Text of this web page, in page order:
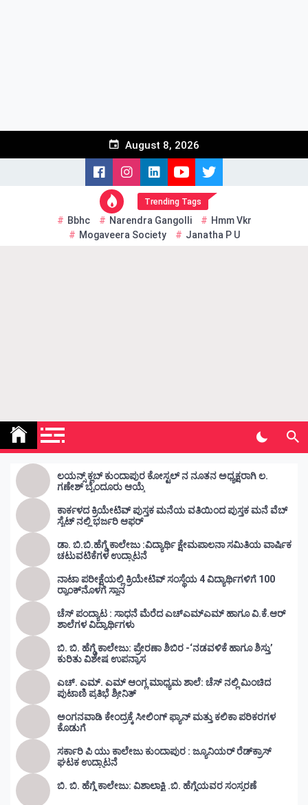
August 8, 2026
Trending Tags
Bbhc Narendra Gangolli
Hmm Vkr
Mogaveera Society
Janatha P U
Kunda Vahini – ಕುಂದ ವಾಹಿನಿ
ಲಯನ್ಸ್ ಕ್ಲಬ್ ಕುಂದಾಪುರ ಕೋಸ್ಟಲ್ ನ ನೂತನ ಅಧ್ಯಕ್ಷರಾಗಿ ಲ.
ಗಣೇಶ್ ಬೈಂದೂರು ಆಯ್ಕೆ
ಕಾರ್ಕಳದ ಕ್ರಿಯೇಟಿವ್ ಪುಸ್ತಕ ಮನೆಯ ವತಿಯಿಂದ ಪುಸ್ತಕ ಮನೆ ವೆಬ್
ಸೈಟ್ ನಲ್ಲಿ ಭರ್ಜರಿ ಆಫರ್
ಡಾ. ಬಿ.ಬಿ.ಹೆಗ್ಡೆ ಕಾಲೇಜು :ವಿದ್ಯಾರ್ಥಿ ಕ್ಷೇಮಪಾಲನಾ ಸಮಿತಿಯ ವಾರ್ಷಿಕ
ಚಟುವಟಿಕೆಗಳ ಉದ್ಘಾಟನೆ
ನಾಟಾ ಪರೀಕ್ಷೆಯಲ್ಲಿ ಕ್ರಿಯೇಟಿವ್ ಸಂಸ್ಥೆಯ 4 ವಿದ್ಯಾರ್ಥಿಗಳಿಗೆ 100
ರ‍್ಯಾಂಕ್‌ನೊಳಗೆ ಸ್ಥಾನ
ಚೆಸ್ ಪಂದ್ಯಾಟ : ಸಾಧನೆ ಮೆರೆದ ಎಚ್ಎಮ್ಎಮ್ ಹಾಗೂ ವಿ.ಕೆ.ಆರ್
ಶಾಲೆಗಳ ವಿದ್ಯಾರ್ಥಿಗಳು
ಬಿ. ಬಿ. ಹೆಗ್ಡೆ ಕಾಲೇಜು: ಪ್ರೇರಣಾ ಶಿಬಿರ -‘ನಡವಳಿಕೆ ಹಾಗೂ ಶಿಸ್ತು’
ಕುರಿತು ವಿಶೇಷ ಉಪನ್ಯಾಸ
ಎಚ್. ಎಮ್. ಎಮ್ ಆಂಗ್ಲ ಮಾಧ್ಯಮ ಶಾಲೆ: ಚೆಸ್ ನಲ್ಲಿ ಮಿಂಚಿದ
ಪುಟಾಣಿ ಪ್ರತಿಭೆ ಶ್ರೀನಿತ್
ಅಂಗನವಾಡಿ ಕೇಂದ್ರಕ್ಕೆ ಸೀಲಿಂಗ್ ಫ್ಯಾನ್ ಮತ್ತು ಕಲಿಕಾ ಪರಿಕರಗಳ
ಕೊಡುಗೆ
ಸರ್ಕಾರಿ ಪಿ ಯು ಕಾಲೇಜು ಕುಂದಾಪುರ : ಜ್ಯೂನಿಯರ್‌ ರೆಡ್‌ಕ್ರಾಸ್‌
ಘಟಕ ಉದ್ಘಾಟನೆ
ಬಿ. ಬಿ. ಹೆಗ್ಡೆ ಕಾಲೇಜು: ವಿಶಾಲಾಕ್ಷಿ .ಬಿ. ಹೆಗ್ಡೆಯವರ ಸಂಸ್ಮರಣೆ